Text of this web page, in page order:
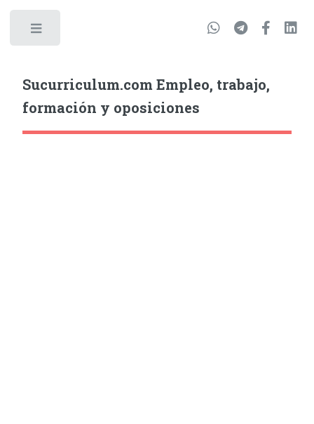
Sucurriculum.com Empleo, trabajo,
formación y oposiciones